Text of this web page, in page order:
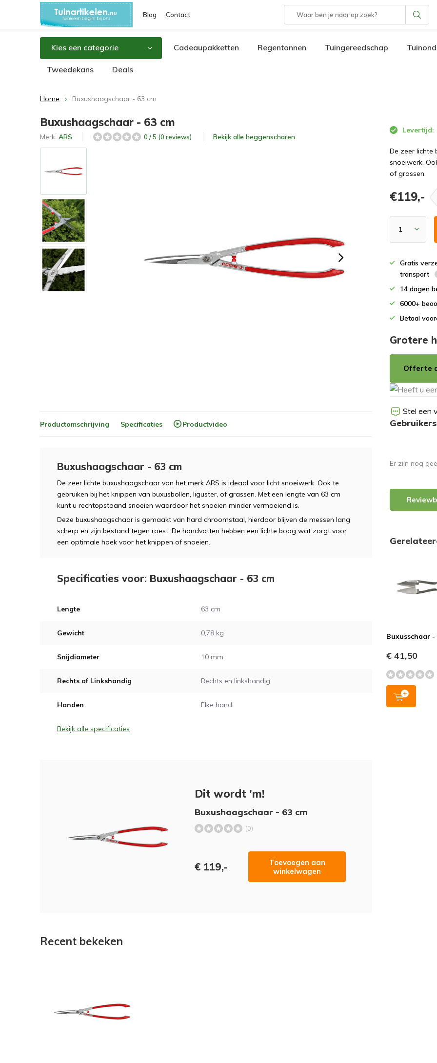
Blog Contact
Kies een categorie Cadeaupakketten Regentonnen Tuingereedschap
Tweedekans Deals
Home Buxushaagschaar - 63 cm
Buxushaagschaar - 63 cm
Merk: ARS 0 / 5 (0 reviews) Bekijk alle heggenscharen
Levertijd:
De zeer lichte
snoeiwerk.
of grassen.
€119,-
Gratis
transport
14 dagen
6000+
Betaal
Grotere
Offerte
Stel een
Productomschrijving Specificaties Productvideo
Buxushaagschaar - 63 cm
De zeer lichte buxushaagschaar van het merk ARS is ideaal voor licht snoeiwerk. Ook te
gebruiken bij het knippen van buxusbollen, liguster, of grassen. Met een lengte van 63 cm
kunt u rechtopstaand snoeien waardoor het snoeien minder vermoeiend is.
Deze buxushaagschaar is gemaakt van hard chroomstaal, hierdoor blijven de messen lang
scherp en zijn bestand tegen roest. De handvatten hebben een lichte boog wat zorgt voor
een optimale hoek voor het knippen of snoeien.
Specificaties voor: Buxushaagschaar - 63 cm
Lengte 63 cm
Gewicht 0,78 kg
Snijdiameter 10 mm
Rechts of Linkshandig Rechts en linkshandig
Handen Elke hand
Bekijk alle specificaties
Dit wordt 'm!
Buxushaagschaar - 63 cm
(0)
€ 119,-
Toevoegen aan
winkelwagen
Er zijn nog
Buxusschaar -
€ 41,50
Recent bekeken